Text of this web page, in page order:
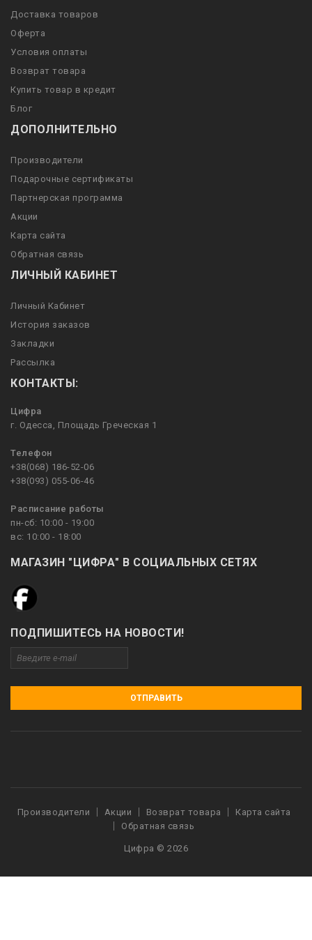
Доставка товаров
Оферта
Условия оплаты
Возврат товара
Купить товар в кредит
Блог
ДОПОЛНИТЕЛЬНО
Производители
Подарочные сертификаты
Партнерская программа
Акции
Карта сайта
Обратная связь
ЛИЧНЫЙ КАБИНЕТ
Личный Кабинет
История заказов
Закладки
Рассылка
КОНТАКТЫ:
Цифра
г. Одесса, Площадь Греческая 1
Телефон
+38(068) 186-52-06
+38(093) 055-06-46
Расписание работы
пн-сб: 10:00 - 19:00
вс: 10:00 - 18:00
МАГАЗИН "ЦИФРА" В СОЦИАЛЬНЫХ СЕТЯХ
ПОДПИШИТЕСЬ НА НОВОСТИ!
ОТПРАВИТЬ
Производители Акции Возврат товара
Карта сайта
Обратная связь
Цифра © 2026